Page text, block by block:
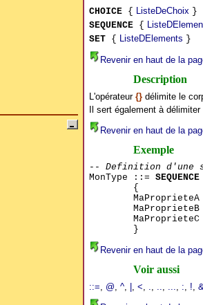
CHOICE{ ListeDeChoix }
SEQUENCE{
SET{ ListeDElements }
Revenir en haut de la
Description
L'opérateur {}délimite le
Il sert également à
Revenir en haut de la
Exemple
-- Definition d'une
MonType ::= SEQUENCE
{
}
Revenir en haut de la
Voir aussi
::= @ ^, |, < : !